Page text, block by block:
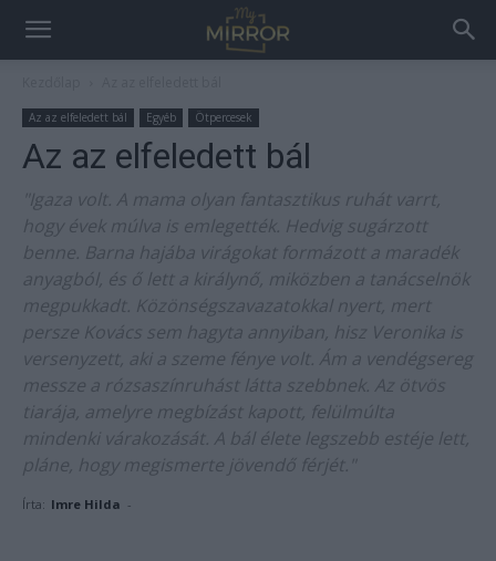
Az az elfeledett bál Egyéb Ötpercesek
Az az elfeledett bál
"Igaza volt. A mama olyan fantasztikus ruhát varrt,
hogy évek múlva is emlegették. Hedvig sugárzott
benne. Barna hajába virágokat formázott a maradék
anyagból, és ő lett a királynő, miközben a tanácselnök
megpukkadt. Közönségszavazatokkal nyert, mert
persze Kovács sem hagyta annyiban, hisz Veronika is
versenyzett, aki a szeme fénye volt. Ám a vendégsereg
messze a rózsaszínruhást látta szebbnek. Az ötvös
tiarája, amelyre megbízást kapott, felülmúlta
mindenki várakozását. A bál élete legszebb estéje lett,
pláne, hogy megismerte jövendő férjét."
Írta: Imre Hilda -